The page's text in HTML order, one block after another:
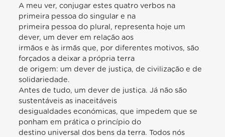
A meu ver, conjugar estes quatro verbos na
primeira pessoa do singular e na
primeira pessoa do plural, representa hoje um
dever, um dever em relação aos
irmãos e às irmãs que, por diferentes motivos, são
forçados a deixar a própria terra
de origem: um dever de justiça, de civilização e de
solidariedade.
Antes de tudo, um dever de justiça. Já não são
sustentáveis as inaceitáveis
desigualdades económicas, que impedem que se
ponham em prática o princípio do
destino universal dos bens da terra. Todos nós